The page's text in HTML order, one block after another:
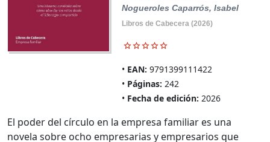
Nogueroles Caparrós, Isabel
Libros de Cabecera (2026)
EAN: 9791399111422
Páginas: 242
Fecha de edición: 2026
El poder del círculo en la empresa familiar es una
novela sobre ocho empresarias y empresarios que